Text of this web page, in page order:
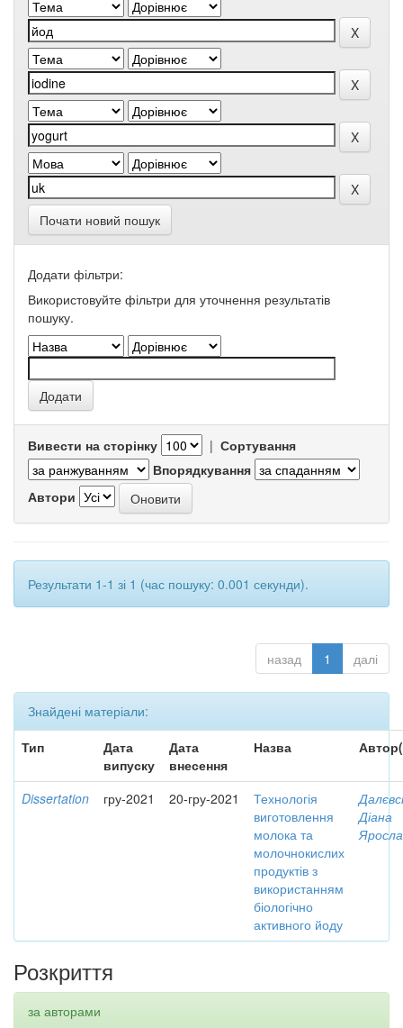
Почати новий пошук
Додати фільтри:
Використовуйте фільтри для уточнення результатів
пошуку.
Вивести на сторінку | Сортування
Впорядкування
Автори
Результати 1-1 зі 1 (час пошуку: 0.001 секунди).
назад 1 далі
Знайдені матеріали:
Тип
Дата
випуску
Дата
внесення
Назва
Dissertation гру-2021 20-гру-2021
Технологія
виготовлення
молока та
молочнокислих
продуктів з
використанням
біологічно
активного йоду
Діана
Розкриття
за авторами